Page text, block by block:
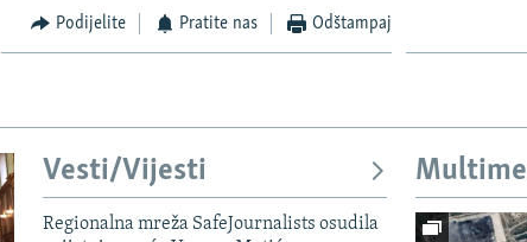
Podijelite Pratite nas Odštampaj
Vesti/Vijesti
Regionalna mreža SafeJournalists osudila